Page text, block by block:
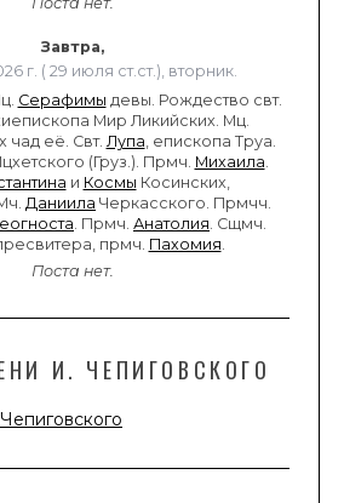
Завтра,
г. ( 29 июля ст.ст.), вторник.
Серафимы девы. Рождество свт.
Мир Ликийских. Мц.
чад её. Свт. Лупа, епископа Труа.
(Груз.). Прмч. Михаила.
и Космы Косинских,
Даниила Черкасского. Прмчч.
. Прмч. Анатолия. Сщмч.
прмч. Пахомия.
Поста нет.
И. ЧЕПИГОВСКОГО